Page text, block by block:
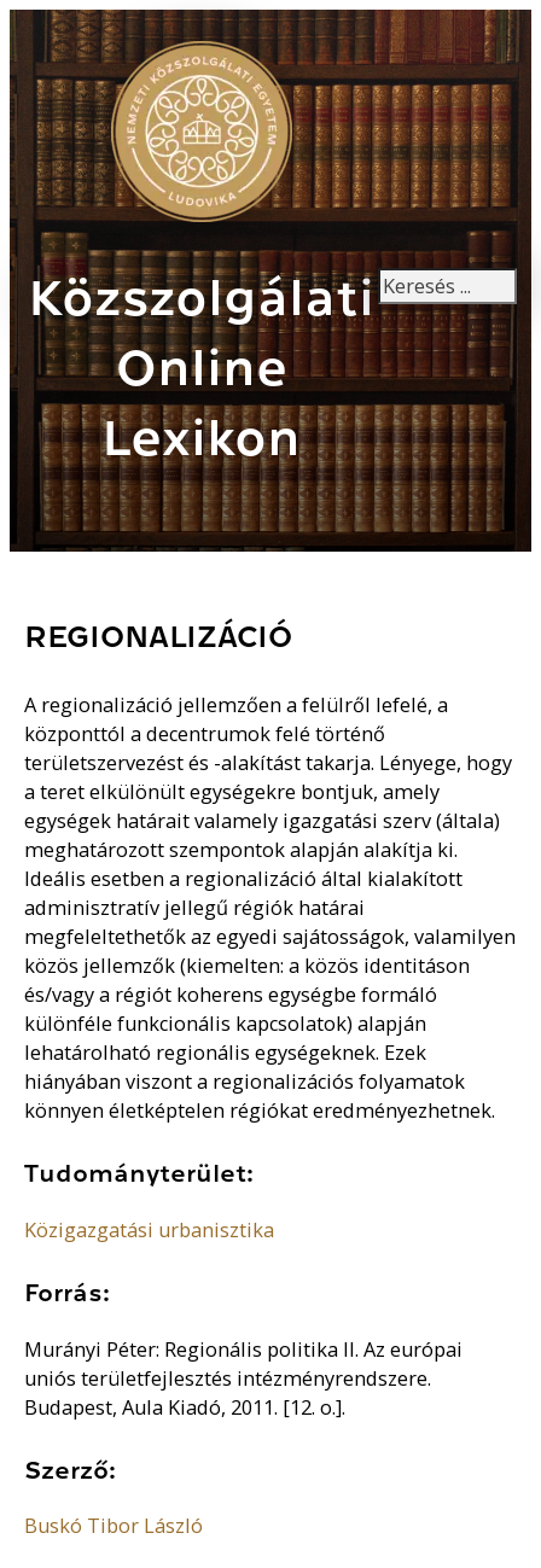
Közszolgálati
Online
Lexikon
Keresés
REGIONALIZÁCIÓ
A regionalizáció jellemzően a felülről lefelé, a
központtól a decentrumok felé történő
területszervezést és -alakítást takarja. Lényege, hogy
a teret elkülönült egységekre bontjuk, amely
egységek határait valamely igazgatási szerv (általa)
meghatározott szempontok alapján alakítja ki.
Ideális esetben a regionalizáció által kialakított
adminisztratív jellegű régiók határai
megfeleltethetők az egyedi sajátosságok, valamilyen
közös jellemzők (kiemelten: a közös identitáson
és/vagy a régiót koherens egységbe formáló
különféle funkcionális kapcsolatok) alapján
lehatárolható regionális egységeknek. Ezek
hiányában viszont a regionalizációs folyamatok
könnyen életképtelen régiókat eredményezhetnek.
Tudományterület:
Közigazgatási urbanisztika
Forrás:
Murányi Péter: Regionális politika II. Az európai
uniós területfejlesztés intézményrendszere.
Budapest, Aula Kiadó, 2011. [12. o.].
Szerző:
Buskó Tibor László